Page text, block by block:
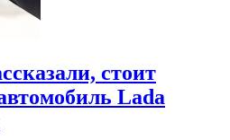
стоит
Lada